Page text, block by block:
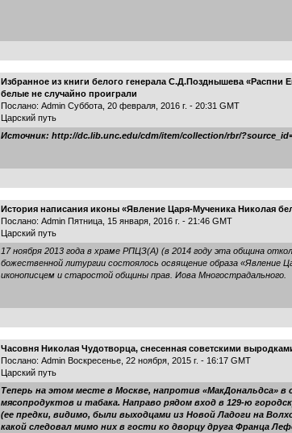
Избранное из книги белого генерала С.Д.Позднышева «Распни
белые не случайно проиграли
Послано: Admin Суббота, 20 февраля, 2016 г. - 20:31 GMT
Царский путь
Источник: http://dc.lib.unc.edu/cdm/item/collection/rbr/
История написания иконы «Явление Царя-Мученика Николая
Послано: Admin Пятница, 15 января, 2016 г. - 21:46 GMT
Царский путь
17 ноября 2013 года в храме РПЦЗ(А) (в 2014 году эта община
божественной литургии состоялось освящение образа «Явление
иконописцем и старостой общины прав. Иова Многострадального.
Часовня Николая Чудотворца, снесенная советскими
Послано: Admin Воскресенье, 22 ноября, 2015 г. - 16:17 GMT
Царский путь
Теперь на этом месте в Москве, напротив «МакДональдса»
мясопродуктов и табака. Направо рядом вход в 129-ю
(ее предки, видимо, были выходцами из Новой Ладоги на
какой следовал мимо них в гости ко дворцу друга Франца